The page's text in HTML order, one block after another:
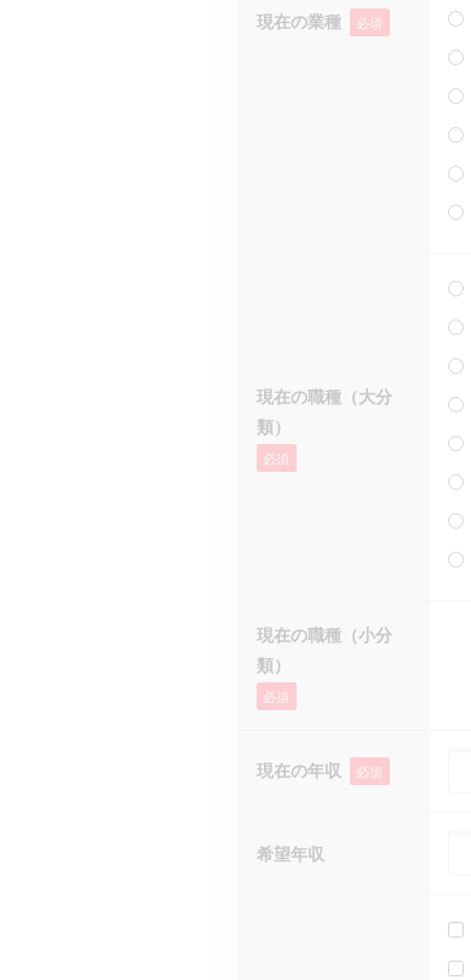
現在の業種 必須
現在の職種（大分
類）
必須
現在の職種（小分
類）
必須
現在の年収 必須
希望年収